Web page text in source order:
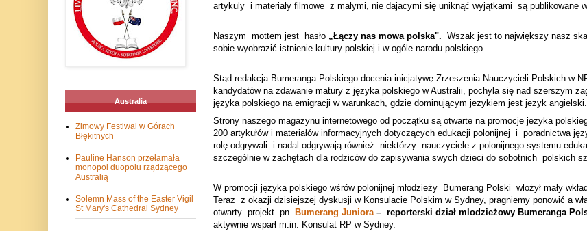
artykuly i materiały filmowe z małymi, nie dajacymi się uniknąć wyjątkami są publikowane
Naszym mottem jest hasło „Łączy nas mowa polska". Wszak jest to największy nasz
sobie wyobrazić istnienie kultury polskiej i w ogóle narodu polskiego.
Stąd redakcja Bumeranga Polskiego docenia inicjatywę Zrzeszenia Nauczycieli Polskich w
kandydatów na zdawanie matury z języka polskiego w Australii, pochyla się nad szerszym
języka polskiego na emigracji w warunkach, gdzie dominującym jezykiem jest jezyk angielski.
Strony naszego magazynu internetowego od początku są otwarte na promocje jezyka
200 artykułów i materiałów informacyjnych dotyczących edukacji polonijnej i poradnictwa
rolę odgrywali i nadal odgrywają również niektórzy nauczyciele z polonijnego systemu
szczególnie w zachętach dla rodziców do zapisywania swych dzieci do sobotnich polskich
W promocji języka polskiego wśrów polonijnej młodzieży Bumerang Polski wlożył mały
Teraz z okazji dzisiejszej dyskusji w Konsulacie Polskim w Sydney, pragniemy ponowić a
otwarty projekt pn. Bumerang Juniora– reporterski dział mlodzieżowy Bumeranga
aktywnie wsparł m.in. Konsulat RP w Sydney.
Australia
Zimowy Festiwal w Górach
Błękitnych
Pauline Hanson przełamała
monopol duopolu rządzącego
Australią
Solemn Mass of the Easter Vigil
St Mary's Cathedral Sydney